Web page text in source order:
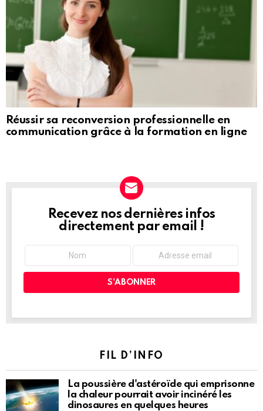
Réussir sa reconversion professionnelle en
communication grâce à la formation en ligne
NEWSLETTER
Recevez nos dernières infos
directement par email !
FIL D’INFO
La poussière d'astéroïde qui emprisonne
la chaleur pourrait avoir incinéré les
dinosaures en quelques heures